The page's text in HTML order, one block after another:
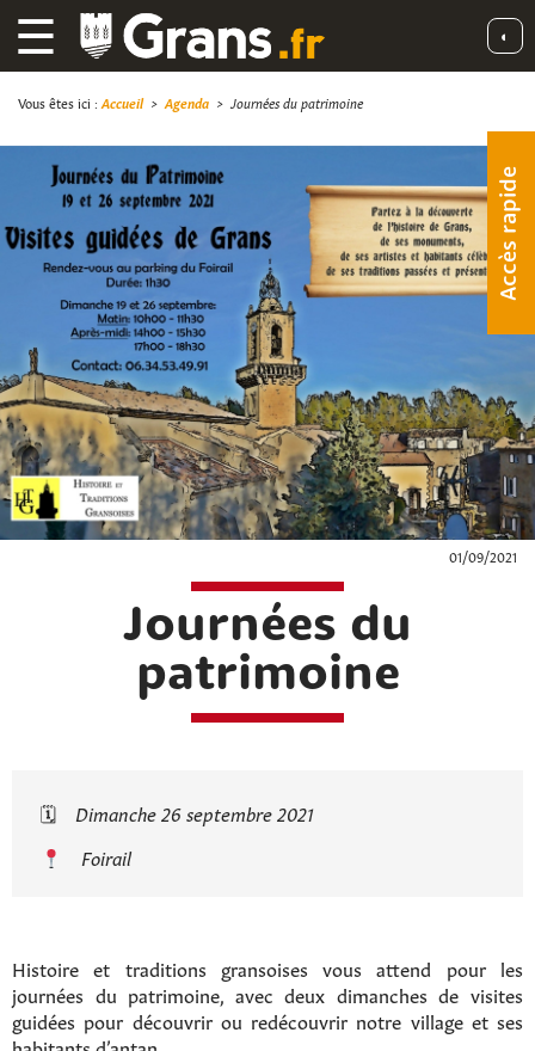
☰ ◐
Accès rapide
Vous êtes ici : Accueil> Agenda > Journées du patrimoine
01/09/2021
Journées du
patrimoine
🗓
Dimanche 26 septembre 2021
Foirail
Histoire et traditions gransoises vous attend pour les
journées du patrimoine, avec deux dimanches de visites
guidées pour découvrir ou redécouvrir notre village et ses